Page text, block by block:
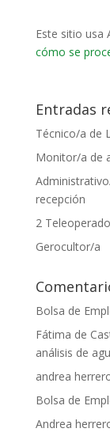
Este sitio usa
cómo se
Entradas
Técnico/a de
Monitor/a de
recepción
2
Gerocultor/a
Bolsa de
Fátima de
análisis de
andrea
Bolsa de
Andrea